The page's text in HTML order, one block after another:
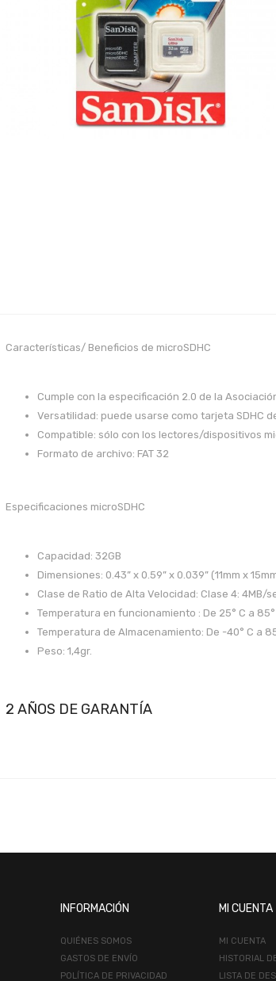
Características/ Beneficios de microSDHC
Cumple con la especificación 2.0 de la
Versatilidad: puede usarse como tarjeta SDHC
Compatible: sólo con los lectores/dispositivos
Formato de archivo: FAT 32
Especificaciones microSDHC
Capacidad: 32GB
Dimensiones: 0.43” x 0.59” x 0.039” (11mm x
Clase de Ratio de Alta Velocidad: Clase 4:
Temperatura en funcionamiento : De 25° C a 85°
Temperatura de Almacenamiento: De -40° C a
Peso: 1,4gr.
2 AÑOS DE GARANTÍA
INFORMACIÓN
QUIÉNES SOMOS
GASTOS DE ENVÍO
POLÍTICA DE PRIVACIDAD
MI CUENTA
MI CUENTA
HISTORIAL
LISTA DE